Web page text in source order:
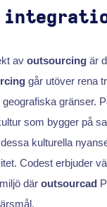
av outsourcingär
går utöver rena
gränser.
som bygger på
kulturella
Codest erbjuder
där outsourcad